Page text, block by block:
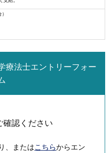
療法士エントリーフォー
確認ください
、またはこちらからエン